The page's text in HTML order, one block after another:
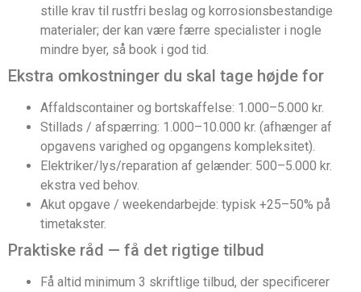
stille krav til rustfri beslag og korrosionsbestandige
materialer; der kan være færre specialister i nogle
mindre byer, så book i god tid.
Ekstra omkostninger du skal tage højde for
Affaldscontainer og bortskaffelse: 1.000–5.000 kr.
Stillads / afspærring: 1.000–10.000 kr. (afhænger af
opgavens varighed og opgangens kompleksitet).
Elektriker/lys/reparation af gelænder: 500–5.000 kr.
ekstra ved behov.
Akut opgave / weekendarbejde: typisk +25–50% på
timetakster.
Praktiske råd — få det rigtige tilbud
Få altid minimum 3 skriftlige tilbud, der specificerer